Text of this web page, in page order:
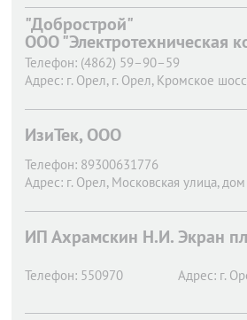
"Добрострой"
ООО "Электротехническая
Телефон: (4862) 59–90–59
Адрес: г. Орел, г. Орел, Кромское
ИзиТек, ООО
Телефон: 89300631776
Адрес: г. Орел, Московская улица,
ИП Ахрамскин Н.И. Экран
Телефон: 550970 Адрес: г.